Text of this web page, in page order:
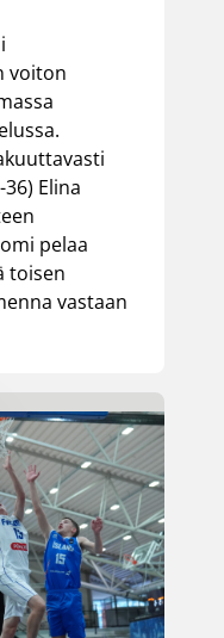
voiton
Elina
pelaa
toisen
vastaan